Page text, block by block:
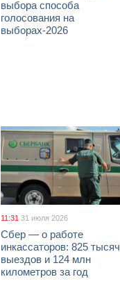
выбора способа
голосования на
выборах-2026
11:31 31 июля 2026
Сбер — о работе
инкассаторов: 825 тысяч
выездов и 124 млн
километров за год